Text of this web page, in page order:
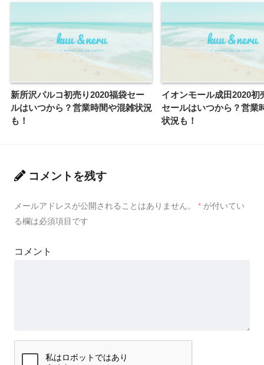
新所沢パルコ初売り2020福袋セー
ルはいつから？営業時間や混雑状況
も！
イオンモール成田2020初
セールはいつから？営業
状況も！
コメントを残す
メールアドレスが公開されることはありません。 * が付いてい
る欄は必須項目です
コメント